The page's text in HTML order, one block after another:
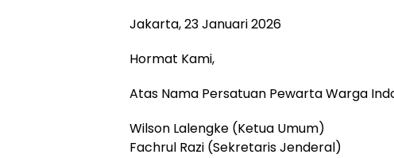
Jakarta, 23 Januari 2026
Hormat Kami,
Atas Nama Persatuan Pewarta Warga
Wilson Lalengke (Ketua Umum)
Fachrul Razi (Sekretaris Jenderal)